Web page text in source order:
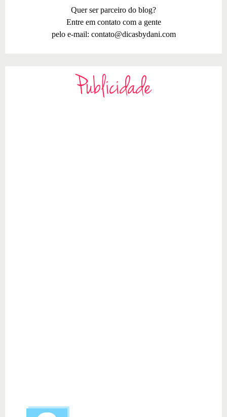
Quer ser parceiro do blog?
Entre em contato com a gente
pelo e-mail: contato@dicasbydani.com
Publicidade